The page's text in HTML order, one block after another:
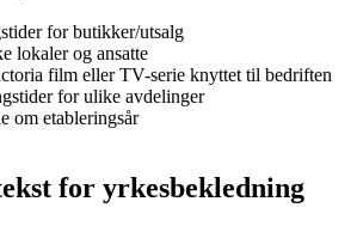
for butikker/utsalg
lokaler og ansatte
film eller TV-serie knyttet til bedriften
for ulike avdelinger
om etableringsår
for yrkesbekledning